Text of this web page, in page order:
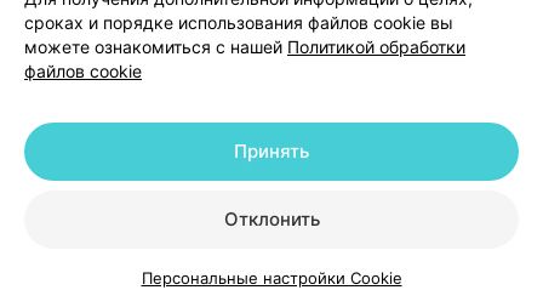
КаталогКорзинаИзбранноеПрофиль
Взаимодействие с другими лекарственными
средствами
Сочетания различных местных анестетиков
вызывают появление дополнительных воздействий
на сердечно - сосудистую систему и центральную
С неселективньши бета - адреноблокаторами,
сроках и порядке использования файлов cookie вы
можете ознакомиться с нашей Политикой обработки
файлов cookie
Отклонить
Принять
Персональные настройки Cookie